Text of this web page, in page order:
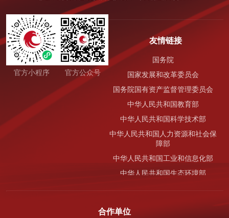
官方小程序 官方公众号
友情链接
国务院
国家发展和改革委员会
国务院国有资产监督管理委员会
中华人民共和国教育部
中华人民共和国科学技术部
中华人民共和国人力资源和社会保
障部
中华人民共和国工业和信息化部
中华人民共和国生态环境部
合作单位